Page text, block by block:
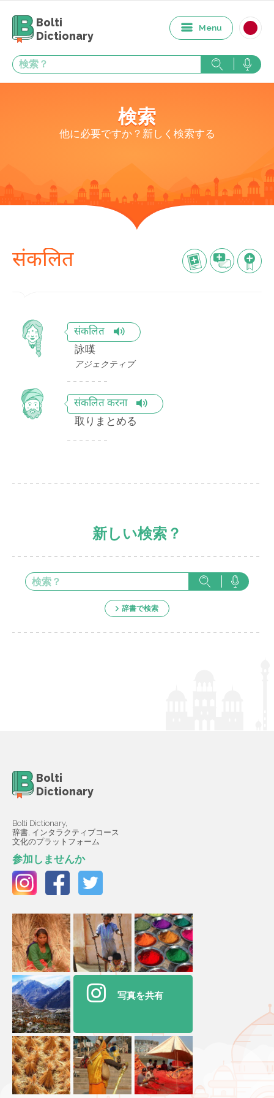
Bolti
Dictionary
Menu
検索
他に必要ですか？新しく検索する
संकलित
संकलित
詠嘆
アジェクティブ
संकलित करना
取りまとめる
新しい検索？
辞書で検索
Bolti
Dictionary
Bolti Dictionary,
辞書, インタラクティブコース
文化のプラットフォーム
参加しませんか
写真を共有